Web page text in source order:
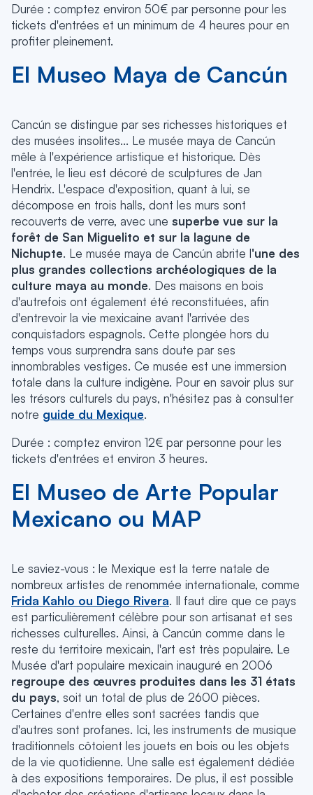
Durée : comptez environ 50€ par personne pour les
tickets d'entrées et un minimum de 4 heures pour en
profiter pleinement.
El Museo Maya de Cancún
Cancún se distingue par ses richesses historiques et
des musées insolites... Le musée maya de Cancún
mêle à l'expérience artistique et historique. Dès
l'entrée, le lieu est décoré de sculptures de Jan
Hendrix. L'espace d'exposition, quant à lui, se
décompose en trois halls, dont les murs sont
recouverts de verre, avec une superbe vue sur la
forêt de San Miguelito et sur la lagune de
Nichupte. Le musée maya de Cancún abrite l'une des
plus grandes collections archéologiques de la
culture maya au monde. Des maisons en bois
d'autrefois ont également été reconstituées, afin
d'entrevoir la vie mexicaine avant l'arrivée des
conquistadors espagnols. Cette plongée hors du
temps vous surprendra sans doute par ses
innombrables vestiges. Ce musée est une immersion
totale dans la culture indigène. Pour en savoir plus sur
les trésors culturels du pays, n'hésitez pas à consulter
notre guide du Mexique.
Durée : comptez environ 12€ par personne pour les
tickets d'entrées et environ 3 heures.
El Museo de Arte Popular
Mexicano ou MAP
Le saviez-vous : le Mexique est la terre natale de
nombreux artistes de renommée internationale, comme
Frida Kahlo ou Diego Rivera. Il faut dire que ce pays
est particulièrement célèbre pour son artisanat et ses
richesses culturelles. Ainsi, à Cancún comme dans le
reste du territoire mexicain, l'art est très populaire. Le
Musée d'art populaire mexicain inauguré en 2006
regroupe des œuvres produites dans les 31 états
du pays, soit un total de plus de 2600 pièces.
Certaines d'entre elles sont sacrées tandis que
d'autres sont profanes. Ici, les instruments de musique
traditionnels côtoient les jouets en bois ou les objets
de la vie quotidienne. Une salle est également dédiée
à des expositions temporaires. De plus, il est possible